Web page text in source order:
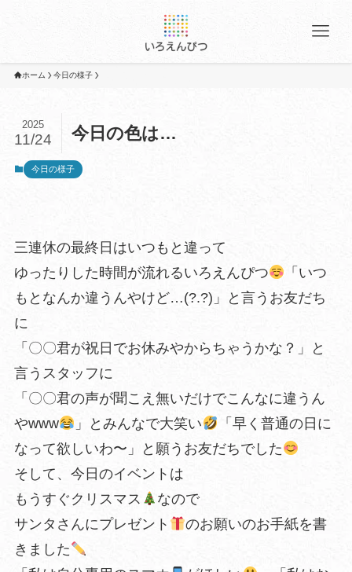
ホーム 今日の様子
今日の色は…
2025
11/24
今日の様子
三連休の最終日はいつもと違って
ゆったりした時間が流れるいろえんぴつ
「いつ
もとなんか違うんやけど…(?.?)」と言うお友だち
に
「〇〇君が祝日でお休みやからちゃうかな？」と
言うスタッフに
「〇〇君の声が聞こえ無いだけでこんなに違うん
やwww
」とみんなで大笑い
「早く普通の日に
なって欲しいわ〜」と願うお友だちでした
そして、今日のイベントは
もうすぐクリスマス
なので
サンタさんにプレゼント
のお願いのお手紙を書
きました